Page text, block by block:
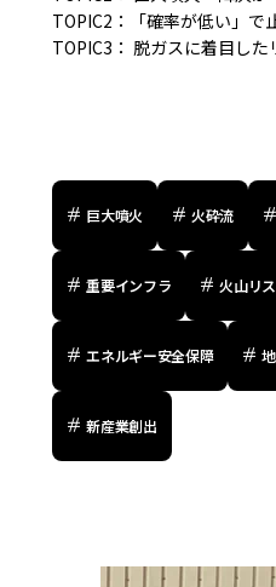
TOPIC2：「確率が低い」で
TOPIC3： 脱ガスに着目し
巨大噴火 火砕流
重要インフラ 火山リ
エネルギー安全保障
新産業創出